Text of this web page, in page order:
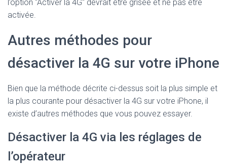
l’option "Activer la 4G" devrait être grisée et ne pas être
activée.
Autres méthodes pour
désactiver la 4G sur votre iPhone
Bien que la méthode décrite ci-dessus soit la plus simple et
la plus courante pour désactiver la 4G sur votre iPhone, il
existe d’autres méthodes que vous pouvez essayer.
Désactiver la 4G via les réglages de
l’opérateur